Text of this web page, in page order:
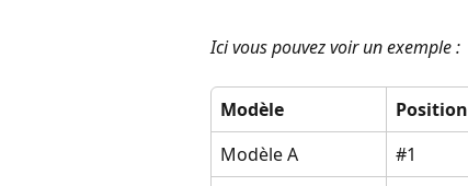
Ici vous pouvez voir un exemple :
Modèle Position
Modèle A
#1